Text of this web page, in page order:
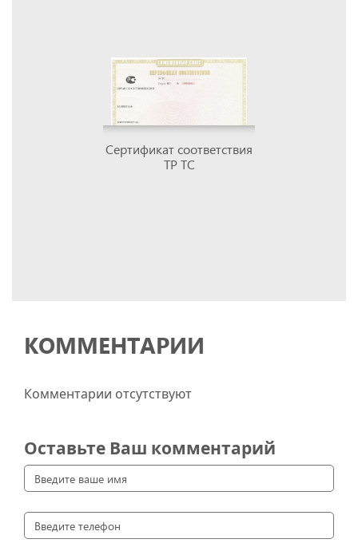
Сертификат соответствия
ТР ТС
КОММЕНТАРИИ
Комментарии отсутствуют
Оставьте Ваш комментарий